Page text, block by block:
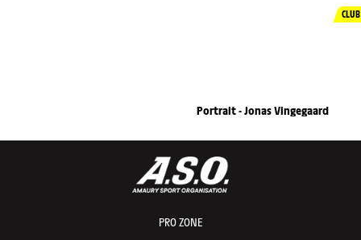
CLUB
Portrait - Jonas Vingegaard
PRO ZONE